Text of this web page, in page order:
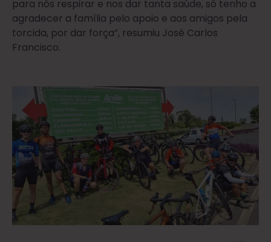
para nós respirar e nos dar tanta saúde, só tenho a
agradecer a família pelo apoio e aos amigos pela
torcida, por dar força”, resumiu José Carlos
Francisco.